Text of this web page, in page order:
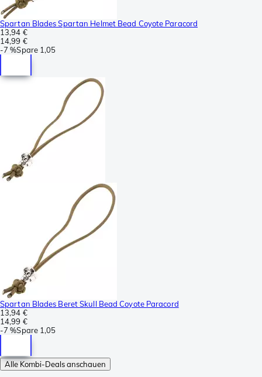
Spartan Blades Spartan Helmet Bead Coyote Paracord
13,94 €
14,99 €
-7 %Spare 1,05
Spartan Blades Beret Skull Bead Coyote Paracord
13,94 €
14,99 €
-7 %Spare 1,05
Alle Kombi-Deals anschauen